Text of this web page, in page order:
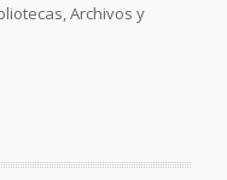
Archivos y